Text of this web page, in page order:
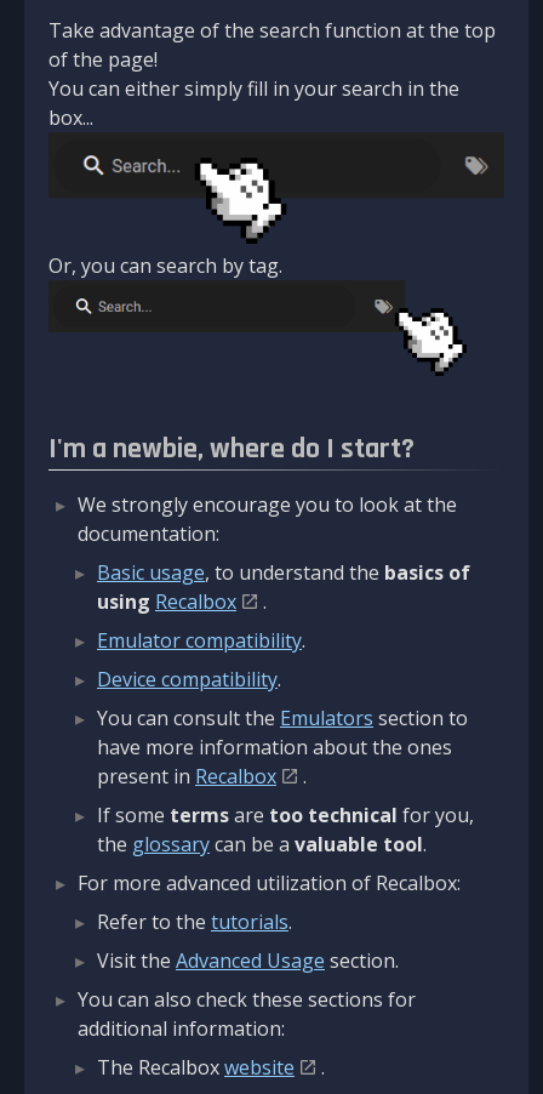
Take advantage of the search function at the top
of the page!
You can either simply fill in your search in the
box...
Or, you can search by tag.
I'm a newbie, where do I start?
We strongly encourage you to look at the
documentation:
Basic usage, to understand the basics of
using Recalbox
.
Emulator compatibility.
Device compatibility.
You can consult the Emulators section to
have more information about the ones
present in Recalbox
.
If some termsare too technical for you,
the glossarycan be a valuable tool.
For more advanced utilization of Recalbox:
Refer to the tutorials.
Visit the Advanced Usage section.
You can also check these sections for
additional information:
The Recalboxwebsite
.